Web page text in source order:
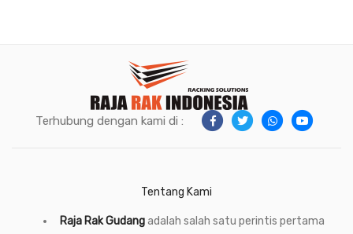
Terhubung dengan kami di :
Tentang Kami
Raja Rak Gudangadalah salah satu perintis pertama